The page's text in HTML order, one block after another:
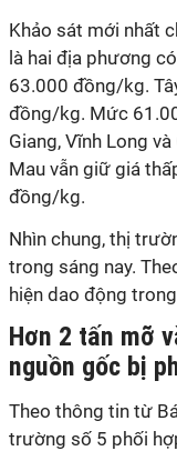
Khảo sát mới nhất
là hai địa phương
63.000 đồng/kg.
đồng/kg. Mức
Giang, Vĩnh Long
Mau vẫn giữ giá
đồng/kg.
Nhìn chung, thị
trong sáng nay.
hiện dao động
Hơn 2 tấn mỡ
nguồn gốc bị
Theo thông tin từ
trường số 5 phối